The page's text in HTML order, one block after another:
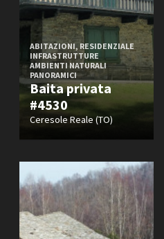
ABITAZIONI, RESIDENZIALE
INFRASTRUTTURE
AMBIENTI NATURALI
PANORAMICI
Baita privata
#4530
Ceresole Reale (TO)